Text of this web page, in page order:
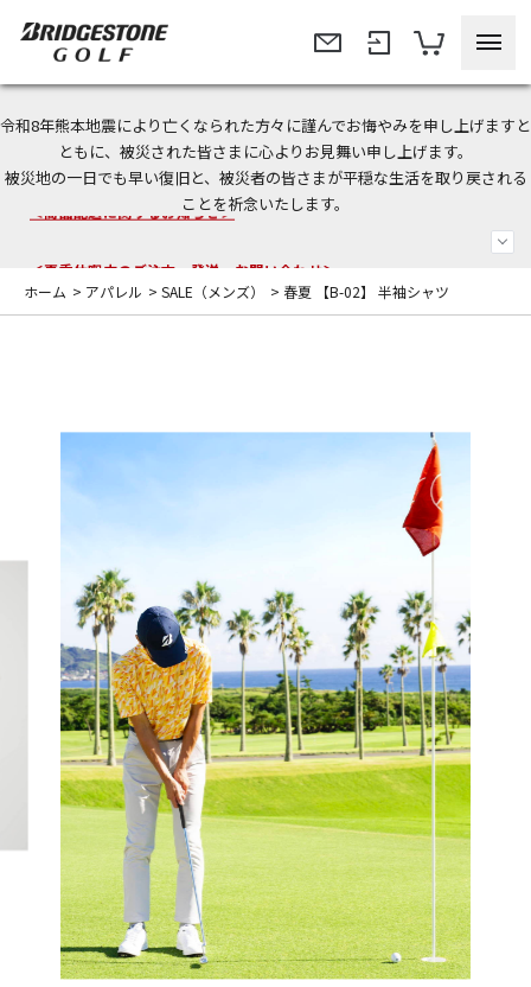
令和8年熊本地震により亡くなられた方々に謹んでお悔やみを申し上げますと
ともに、被災された皆さまに心よりお見舞い申し上げます。
被災地の一日でも早い復旧と、被災者の皆さまが平穏な生活を取り戻される
ことを祈念いたします。
今なら新規会員登録で1,000円OFFクーポンプレゼント！
＜商品配送に関するお知らせ＞
ホーム > アパレル > SALE（メンズ） > 春夏 【B-02】 半袖シャツ